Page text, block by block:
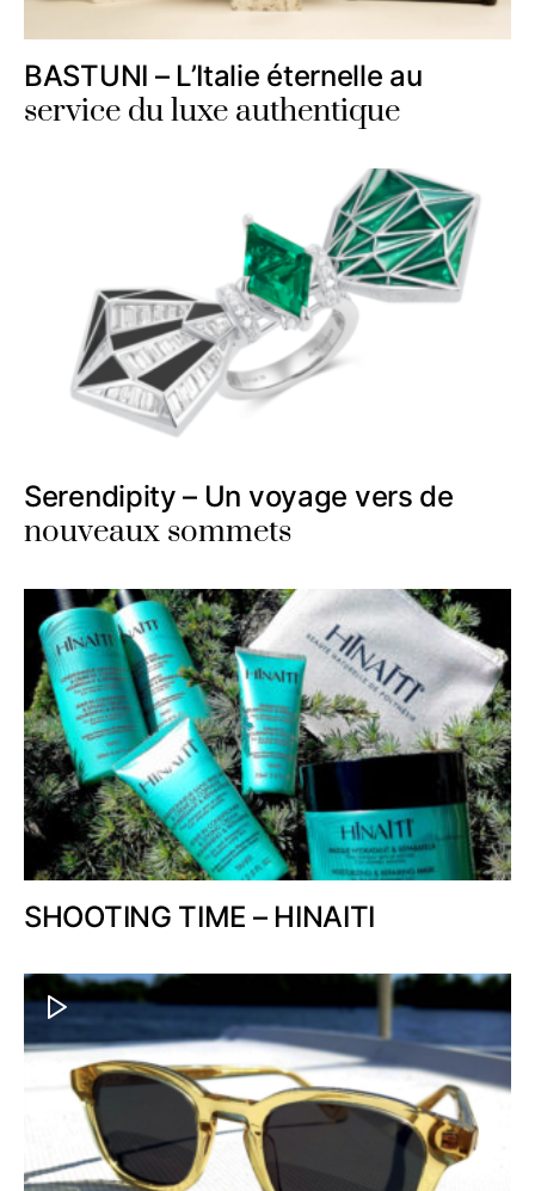
BASTUNI – L’Italie éternelle au
service du luxe authentique
Serendipity – Un voyage vers de
nouveaux sommets
SHOOTING TIME – HINAITI